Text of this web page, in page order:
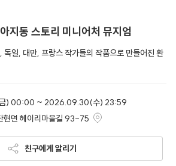
지동 스토리 미니어처 뮤지엄
독일, 대만, 프랑스 작가들의 작품으로 만들어진 환
) 00:00 ~ 2026.09.30(수) 23:59
현면 헤이리마을길 93-75
친구에게 알리기